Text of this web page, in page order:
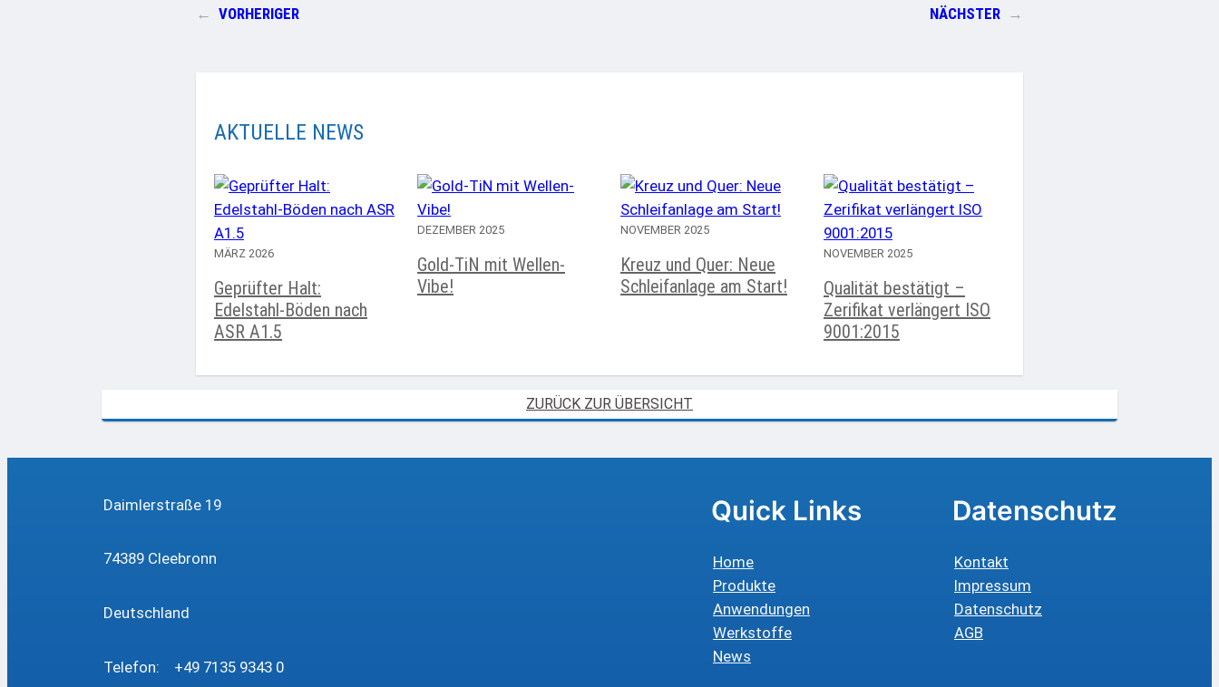
← VORHERIGER NÄCHSTER →
AKTUELLE NEWS
MÄRZ 2026
Geprüfter Halt:
Edelstahl-Böden nach
ASR A1.5
DEZEMBER 2025
Gold-TiN mit Wellen-
Vibe!
NOVEMBER 2025
Kreuz und Quer: Neue
Schleifanlage am Start!
NOVEMBER 2025
Qualität bestätigt –
Zerifikat verlängert ISO
9001:2015
ZURÜCK ZUR ÜBERSICHT
Daimlerstraße 19
74389 Cleebronn
Deutschland
Telefon: +49 7135 9343 0
Quick Links
Home
Produkte
Anwendungen
Werkstoffe
News
Datenschutz
Kontakt
Impressum
Datenschutz
AGB